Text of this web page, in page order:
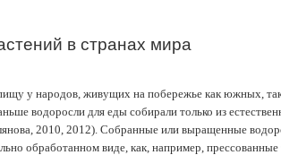
в странах мира
у народов, живущих на побережье как южных,
водоросли для еды собирали только из
2010, 2012). Собранные или выращенные
обработанном виде, как, например,